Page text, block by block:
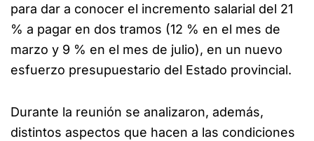
para dar a conocer el incremento salarial del 21
% a pagar en dos tramos (12 % en el mes de
marzo y 9 % en el mes de julio), en un nuevo
esfuerzo presupuestario del Estado provincial.
Durante la reunión se analizaron, además,
distintos aspectos que hacen a las condiciones